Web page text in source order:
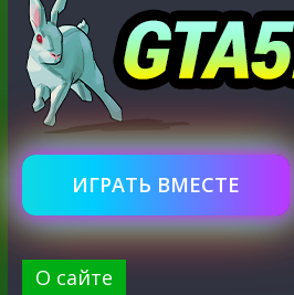
ИГРАТЬ ВМЕСТЕ
О сайте